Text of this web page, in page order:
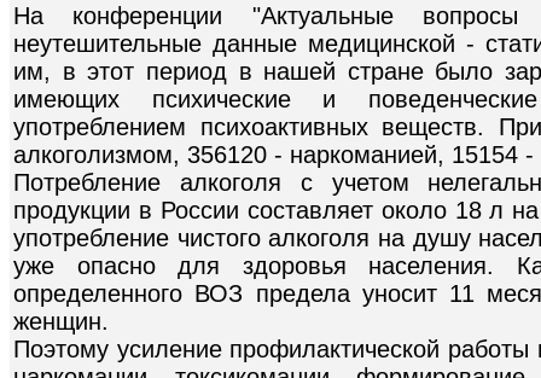
На конференции "Актуальные вопросы
неутешительные данные медицинской -
им, в этот период в нашей стране было
имеющих психические и
употреблением психоактивных веществ.
алкоголизмом, 356120 - наркоманией, 15154 -
Потребление алкоголя с учетом
продукции в России составляет около 18 л
употребление чистого алкоголя на душу
уже опасно для здоровья населения.
определенного ВОЗ предела уносит 11
женщин.
Поэтому усиление профилактической